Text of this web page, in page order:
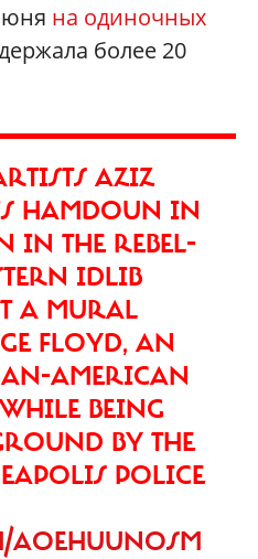
на одиночных
более 20
AZIZ
HAMDOUN IN
IN THE REBEL-
IDLIB
A MURAL
FLOYD, AN
AMERICAN
BEING
BY THE
POLICE
AOEHUUNOSM